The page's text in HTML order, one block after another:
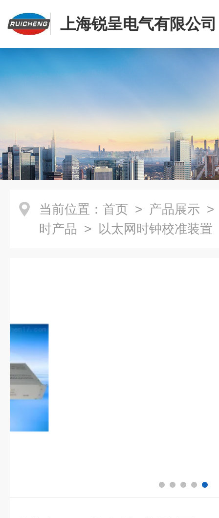
上海锐呈电气有限公司
当前位置： 首页 > 产品展示
时产品 > 以太网时钟校准装置